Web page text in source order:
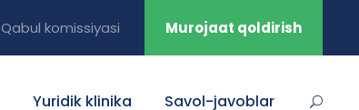
Qabul komissiyasi Murojaat qoldirish
Yuridik klinika Savol-javoblar